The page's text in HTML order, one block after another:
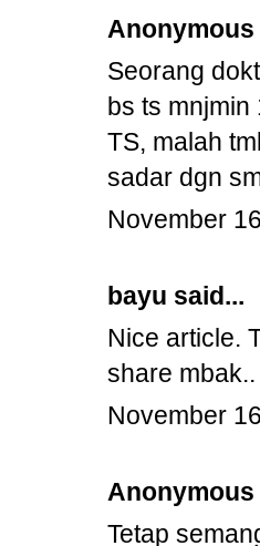
Anonymous
Seorang
bs ts
TS, malah
sadar dgn
November
bayu said...
Nice article.
share mbak..
November
Anonymous
Tetap